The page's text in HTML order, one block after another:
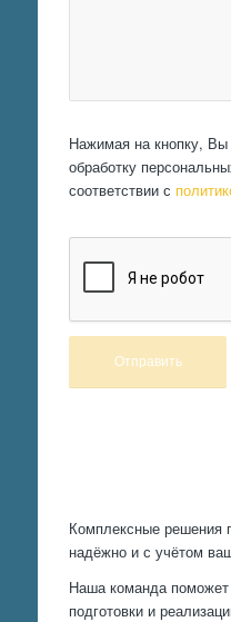
Нажимая на кнопку, Вы
обработку
соответствии с
Комплексные решения
надёжно и с учётом
Наша команда
подготовки и